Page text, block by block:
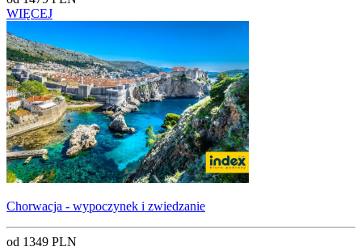
WIĘCEJ
Chorwacja - wypoczynek i zwiedzanie
od 1349 PLN